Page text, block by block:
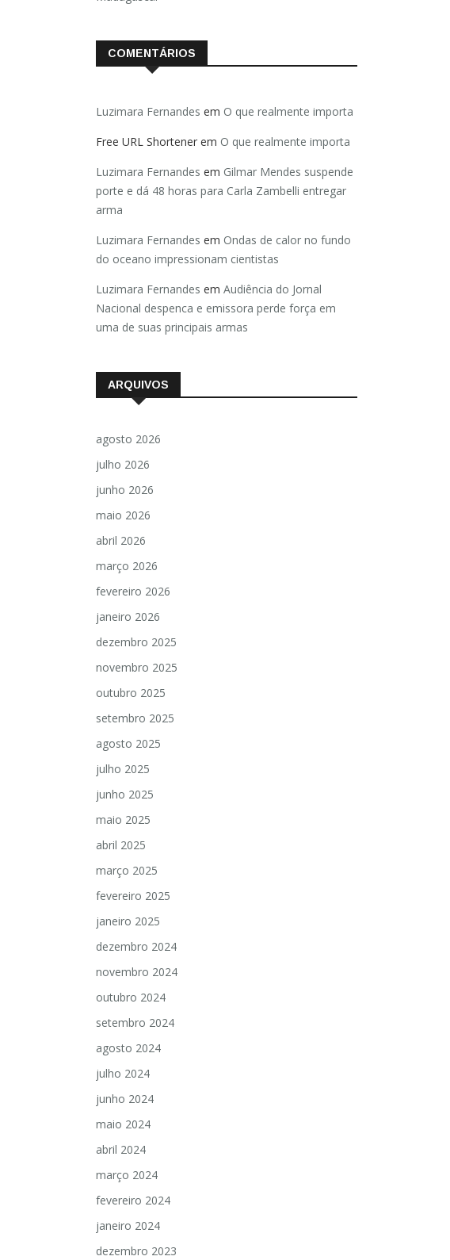
COMENTÁRIOS
Luzimara Fernandes em O que realmente importa
Free URL Shortener em O que realmente importa
Luzimara Fernandes em Gilmar Mendes suspende
porte e dá 48 horas para Carla Zambelli entregar
arma
Luzimara Fernandes em Ondas de calor no fundo
do oceano impressionam cientistas
Luzimara Fernandes em Audiência do Jornal
Nacional despenca e emissora perde força em
uma de suas principais armas
ARQUIVOS
agosto 2026
julho 2026
junho 2026
maio 2026
abril 2026
março 2026
fevereiro 2026
janeiro 2026
dezembro 2025
novembro 2025
outubro 2025
setembro 2025
agosto 2025
julho 2025
junho 2025
maio 2025
abril 2025
março 2025
fevereiro 2025
janeiro 2025
dezembro 2024
novembro 2024
outubro 2024
setembro 2024
agosto 2024
julho 2024
junho 2024
maio 2024
abril 2024
março 2024
fevereiro 2024
janeiro 2024
dezembro 2023